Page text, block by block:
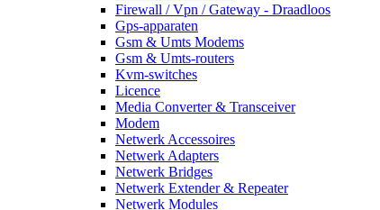
Firewall / Vpn / Gateway - Draadloos
Gps-apparaten
Gsm & Umts Modems
Gsm & Umts-routers
Kvm-switches
Licence
Media Converter & Transceiver
Modem
Netwerk Accessoires
Netwerk Adapters
Netwerk Bridges
Netwerk Extender & Repeater
Netwerk Modules